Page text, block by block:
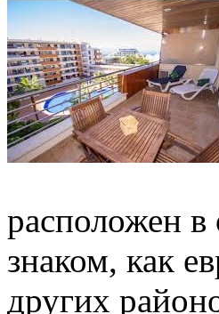
расположен
знаком, как
других